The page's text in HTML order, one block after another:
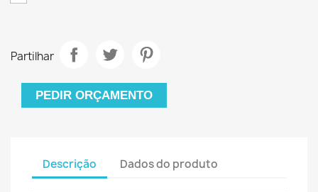
Partilhar
PEDIR ORÇAMENTO
Descrição Dados do produto